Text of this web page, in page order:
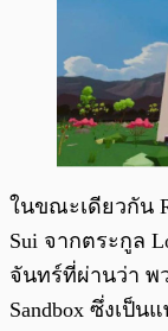
ในขณะเดียวกัน
Sui จากตระกูล
จันทร์ที่ผ่านว่า พ
Sandbox ซึ่งเป็น